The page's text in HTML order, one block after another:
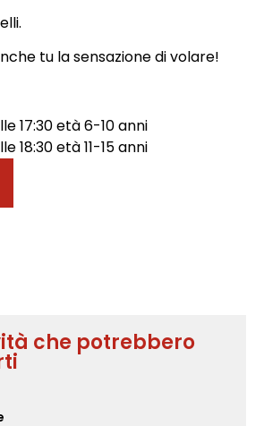
tu la sensazione di volare!
17:30 età 6-10 anni
18:30 età 11-15 anni
che potrebbero